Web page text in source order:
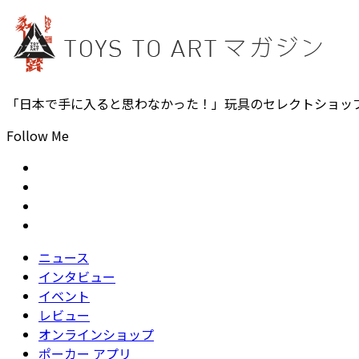
「日本で手に入ると思わなかった！」玩具のセレクトショッ
Follow Me
ニュース
インタビュー
イベント
レビュー
オンラインショップ
ポーカー アプリ